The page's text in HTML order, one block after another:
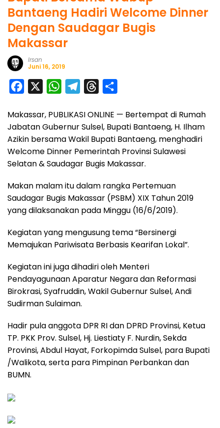
Bantaeng Hadiri Welcome Dinner
Dengan Saudagar Bugis
Makassar
Irsan
Juni 16, 2019
c
e
b
o
k
W
a
t
s
A
p
l
e
g
r
m
r
e
a
d
a
r
e
Makassar, PUBLIKASI ONLINE — Bertempat di Rumah
Jabatan Gubernur Sulsel, Bupati Bantaeng, H. Ilham
Azikin bersama Wakil Bupati Bantaeng, menghadiri
Welcome Dinner Pemerintah Provinsi Sulawesi
Selatan & Saudagar Bugis Makassar.
Makan malam itu dalam rangka Pertemuan
Saudagar Bugis Makassar (PSBM) XIX Tahun 2019
yang dilaksanakan pada Minggu (16/6/2019).
Kegiatan yang mengusung tema “Bersinergi
Memajukan Pariwisata Berbasis Kearifan Lokal”.
Kegiatan ini juga dihadiri oleh Menteri
Pendayagunaan Aparatur Negara dan Reformasi
Birokrasi, Syafruddin, Wakil Gubernur Sulsel, Andi
Sudirman Sulaiman.
Hadir pula anggota DPR RI dan DPRD Provinsi, Ketua
TP. PKK Prov. Sulsel, Hj. Liestiaty F. Nurdin, Sekda
Provinsi, Abdul Hayat, Forkopimda Sulsel, para Bupati
/Walikota, serta para Pimpinan Perbankan dan
BUMN.